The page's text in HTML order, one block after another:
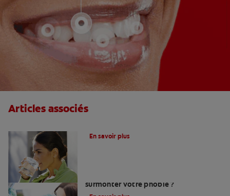
Articles associés
En savoir plus
surmonter votre phobie ?